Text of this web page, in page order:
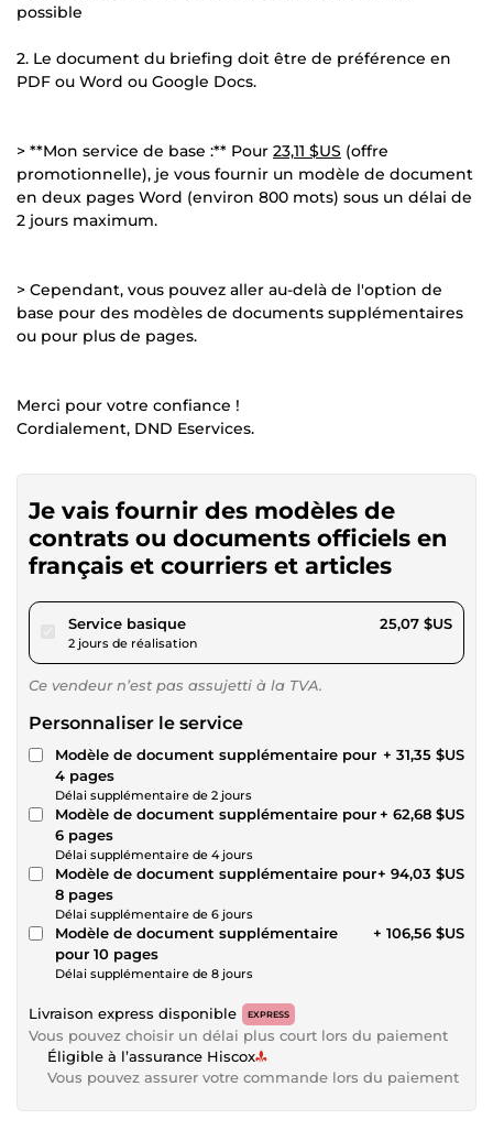
possible
2. Le document du briefing doit être de préférence en
PDF ou Word ou Google Docs.
> **Mon service de base :** Pour 23,11 $US (offre
promotionnelle), je vous fournir un modèle de document
en deux pages Word (environ 800 mots) sous un délai de
2 jours maximum.
> Cependant, vous pouvez aller au-delà de l'option de
base pour des modèles de documents supplémentaires
ou pour plus de pages.
Merci pour votre confiance !
Cordialement, DND Eservices.
Je vais fournir des modèles de
contrats ou documents officiels en
français et courriers et articles
Service basiquepour 23,11 $US
2 jours de réalisation
25,07 $US
Ce vendeur n’est pas assujetti à la TVA.
Personnaliser le service
Modèle de document supplémentaire pour
4 pages
Délai supplémentaire de 2 jours
+ 31,35 $US
Modèle de document supplémentaire pour
6 pages
Délai supplémentaire de 4 jours
+ 62,68 $US
Modèle de document supplémentaire pour
8 pages
Délai supplémentaire de 6 jours
+ 94,03 $US
Modèle de document supplémentaire
pour 10 pages
Délai supplémentaire de 8 jours
+ 106,56 $US
Livraison express disponible EXPRESS
Vous pouvez choisir un délai plus court lors du paiement
Éligible à l’assurance Hiscox
Vous pouvez assurer votre commande lors du paiement